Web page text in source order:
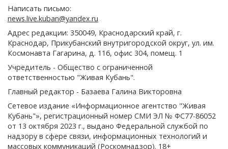
Написать письмо:
news.live.kuban@yandex.ru
Адрес редакции: 350049, Краснодарский край, г.
Краснодар, Прикубанский внутригородской округ, ул. им.
Космонавта Гагарина, д. 116, офис 304, помещ. 1
Учредитель - Общество с ограниченной
ответственностью "Живая Кубань".
Главный редактор - Базаева Галина Викторовна
Сетевое издание «Информационное агентство "Живая
Кубань"», регистрационный номер СМИ ЭЛ № ФС77-86052
от 13 октября 2023 г., выдано Федеральной службой по
надзору в сфере связи, информационных технологий и
массовых коммуникаций (Роскомнадзор). 18+